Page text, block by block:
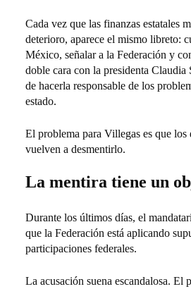
Cada vez que las finanzas estatales
deterioro, aparece el mismo libreto:
México, señalar a la Federación y
doble cara con la presidenta Claudia
de hacerla responsable de los
estado.
El problema para Villegas es que
vuelven a desmentirlo.
La mentira tiene un
Durante los últimos días, el
que la Federación está aplicando
participaciones federales.
La acusación suena escandalosa. El